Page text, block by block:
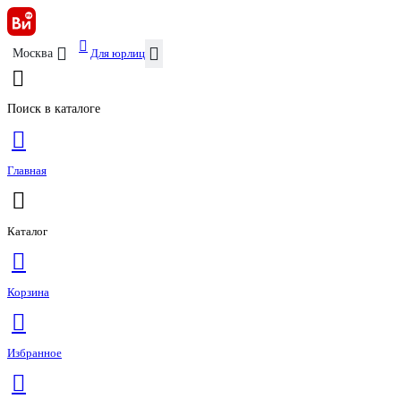
Москва Для юрлиц
Поиск в каталоге
Главная
Каталог
Корзина
Избранное